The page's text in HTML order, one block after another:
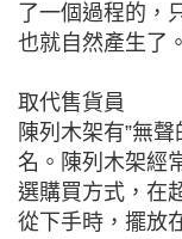
了一個過程的，
也就自然產生了。
取代售貨員
陳列木架有”無
名。陳列木架經
選購買方式，在
從下手時，擺放